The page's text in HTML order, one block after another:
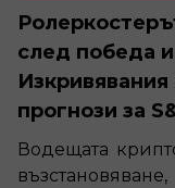
след победа
прогнози за
Водещата